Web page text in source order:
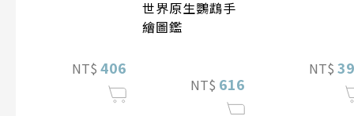
NT$ 406
世界原生鸚鵡手
繪圖鑑
NT$ 616
NT$